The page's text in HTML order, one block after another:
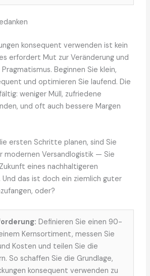
konsequent verwenden ist kein
erfordert Mut zur Veränderung und
Beginnen Sie klein,
und optimieren Sie laufend. Die
weniger Müll, zufriedene
und oft auch bessere Margen
ersten Schritte planen, sind Sie
modernen Versandlogistik — Sie
eines nachhaltigeren
Und das ist doch ein ziemlich guter
oder?
Definieren Sie einen 90-
Kernsortiment, messen Sie
Kosten und teilen Sie die
So schaffen Sie die Grundlage,
konsequent verwenden zu